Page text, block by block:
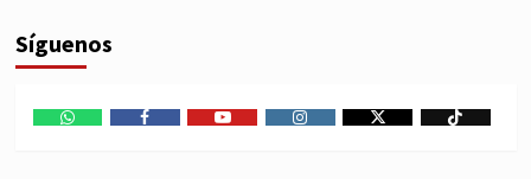
Síguenos